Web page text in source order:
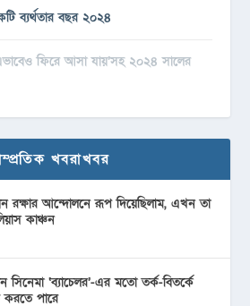
ব্যর্থতার বছর ২০২৪
ফিরে আসা যায়’সহ ২০২৪ সালের
খবরাখবর
রক্ষার আন্দোলনে রূপ দিয়েছিলাম, এখন তা
কাঞ্চন
‘ব্যাচেলর’-এর মতো তর্ক-বিতর্কে
করতে পারে